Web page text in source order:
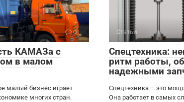
0
КАМАЗа с
в малом
малый бизнес играет
многих стран.
Статьи
Спецтехника:
ритм работы,
надежными
Спецтехника – это
Она работает в самых